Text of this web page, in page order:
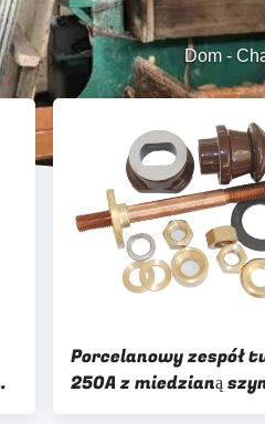
Dom -
Porcelanowy zespół
250A z miedzianą